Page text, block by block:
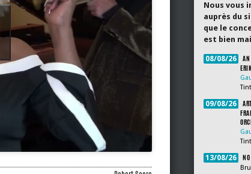
Nous vous
auprès du
que le
est bien
08/08/26
09/08/26
13/08/26